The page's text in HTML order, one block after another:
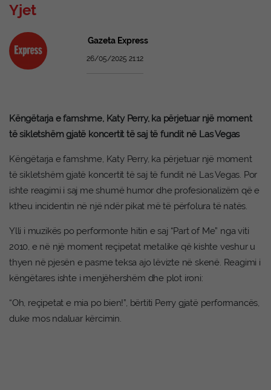
Yjet
Gazeta Express
26/05/2025 21:12
Këngëtarja e famshme, Katy Perry, ka përjetuar një moment
të sikletshëm gjatë koncertit të saj të fundit në Las Vegas
Këngëtarja e famshme, Katy Perry, ka përjetuar një moment
të sikletshëm gjatë koncertit të saj të fundit në Las Vegas. Por
ishte reagimi i saj me shumë humor dhe profesionalizëm që e
ktheu incidentin në një ndër pikat më të përfolura të natës.
Ylli i muzikës po performonte hitin e saj “Part of Me” nga viti
2010, e në një moment reçipetat metalike që kishte veshur u
thyen në pjesën e pasme teksa ajo lëvizte në skenë. Reagimi i
këngëtares ishte i menjëhershëm dhe plot ironi:
“Oh, reçipetat e mia po bien!”, bërtiti Perry gjatë performancës,
duke mos ndaluar kërcimin.